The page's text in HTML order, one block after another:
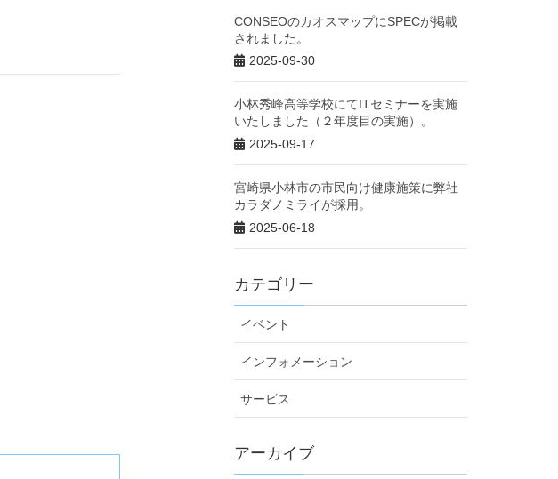
CONSEOのカオスマップにSPECが掲載
されました。
2025-09-30
小林秀峰高等学校にてITセミナーを実施
いたしました（２年度目の実施）。
2025-09-17
宮崎県小林市の市民向け健康施策に弊社
カラダノミライが採用。
2025-06-18
カテゴリー
イベント
インフォメーション
サービス
アーカイブ